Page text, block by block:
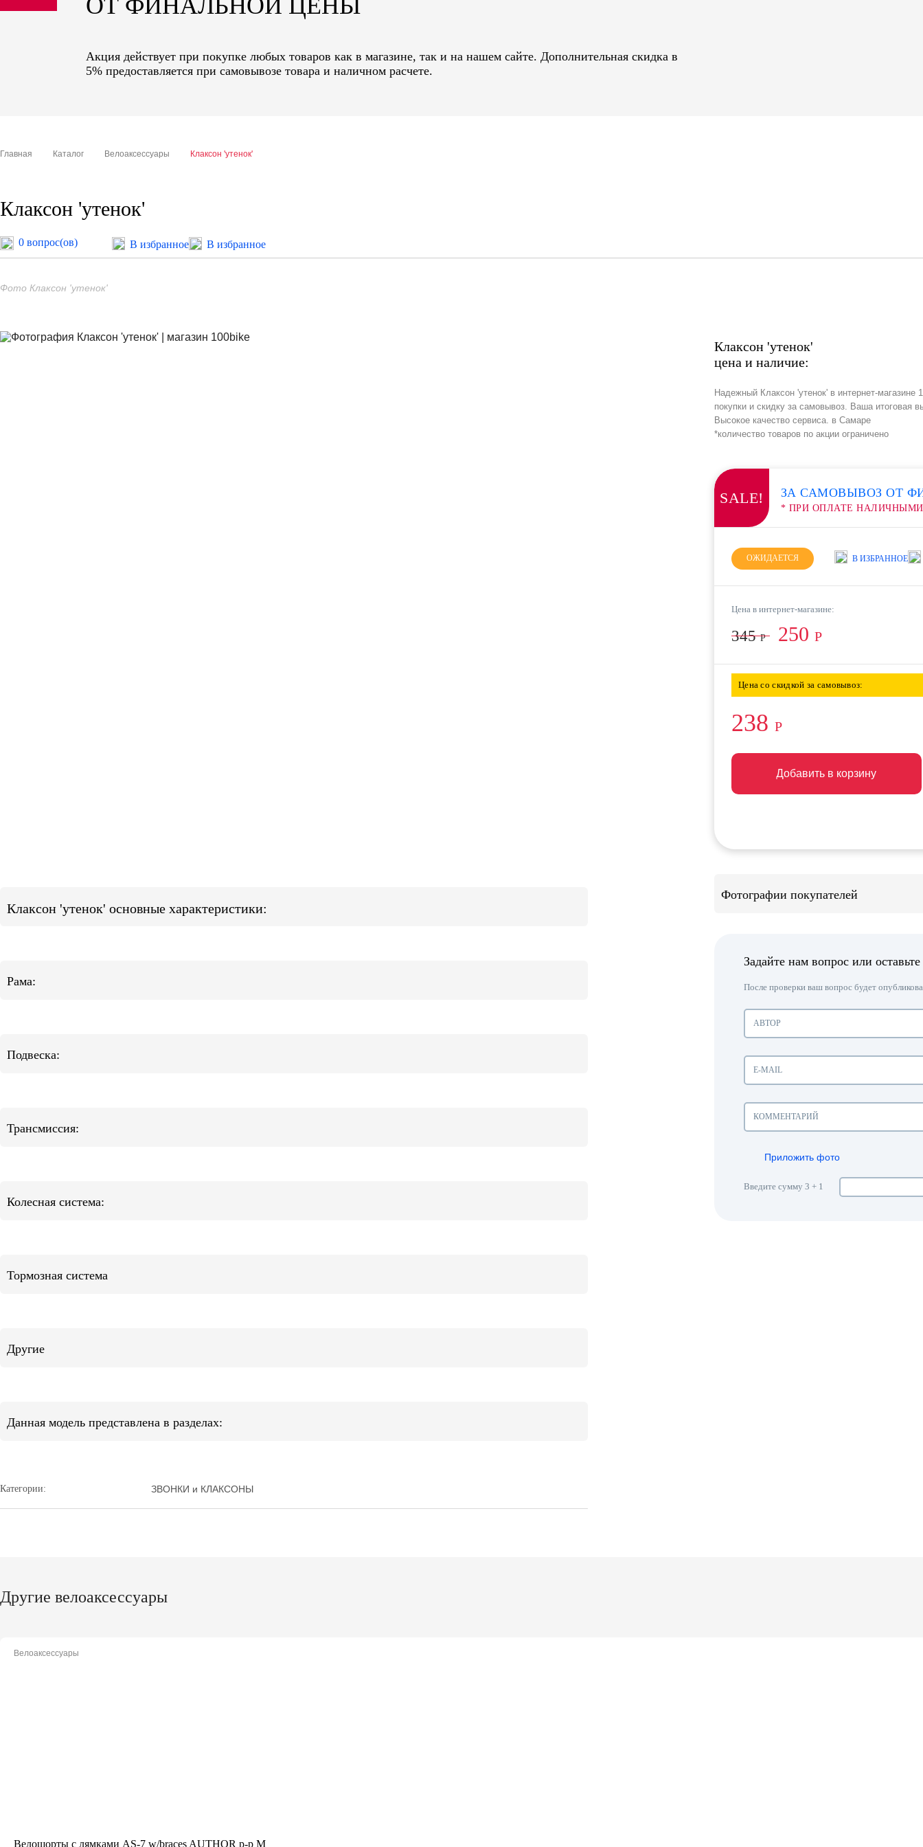
sale
ОТ ФИНАЛЬНОЙ ЦЕНЫ
Акция действует при покупке любых товаров как в магазине, так и на нашем сайте. Дополнительная скидка в
5% предоставляется при самовывозе товара и наличном расчете.
Главная Каталог Велоаксессуары Клаксон 'утенок'
Клаксон 'утенок'
0 вопрос(ов) В избранное В избранное
Фото Клаксон 'утенок'
Клаксон 'утенок'
цена и наличие:
Надежный Клаксон 'утенок' в интернет-
покупки и скидку за самовывоз. Ваша итоговая
Высокое качество сервиса. в Самаре
*количество товаров по акции ограничено
SALE! ЗА САМОВЫВОЗ ОТ
* ПРИ ОПЛАТЕ НАЛИЧНЫМИ
ОЖИДАЕТСЯ В ИЗБРАННОЕ
Цена в интернет-магазине:
345Р 250 Р
Цена со скидкой за самовывоз:
238 Р
Добавить в корзину
Добавить в корзину
Добавить в корзину
Клаксон 'утенок' основные характеристики:
Рама:
Подвеска:
Трансмиссия:
Колесная система:
Тормозная система
Другие
Данная модель представлена в разделах:
Категории: ЗВОНКИ и КЛАКСОНЫ
Фотографии покупателей
Задайте нам вопрос или
После проверки ваш вопрос будет
Приложить фото
Введите сумму 3 + 1
Другие велоаксессуары
Велоаксессуары
Велошорты с лямками AS-7 w/braces AUTHOR р-р M